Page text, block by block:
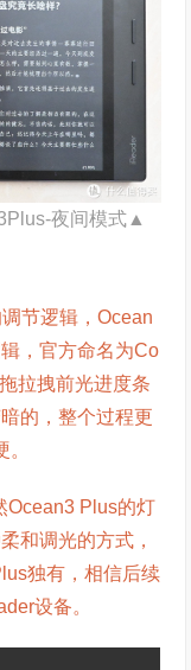
夜间模式▲
节逻辑，Ocean
，官方命名为Co
拉拽前光进度条
的，整个过程更
Ocean3 Plus的灯
和调光的方式，
独有，相信后续
设备。